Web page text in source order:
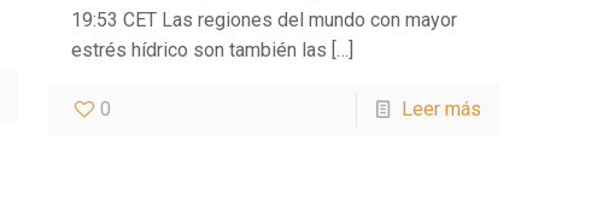
19:53 CET Las regiones del mundo con mayor
estrés hídrico son también las […]
0 Leer más